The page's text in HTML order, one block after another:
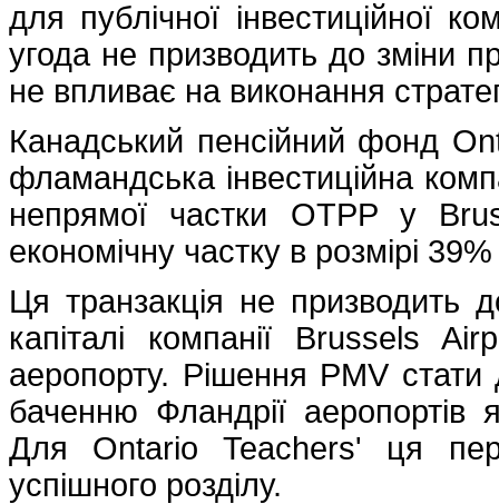
для публічної інвестиційної
угода не призводить до зміни
не впливає на виконання
Канадський пенсійний фонд
фламандська інвестиційна
непрямої частки OTPP у
економічну частку в розмірі
Ця транзакція не призводить
капіталі компанії Brussels
аеропорту. Рішення PMV стати
баченню Фландрії аеропортів
Для Ontario Teachers' ця
успішного розділу.